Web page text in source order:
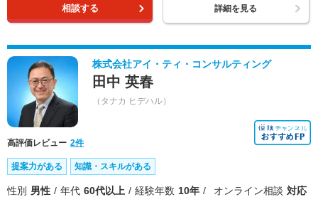
相談する 詳細を見る
株式会社アイ・ティ・コンサルティング
田中 英春
（タナカ ヒデハル）
高評価レビュー 2件
提案力がある 知識・スキルがある
性別 男性 年代 60代以上 経験年数 10年 オンライン相談 対応